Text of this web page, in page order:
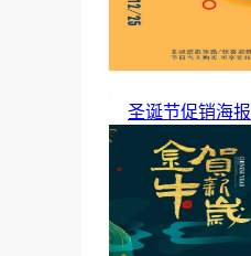
圣诞节促销海报